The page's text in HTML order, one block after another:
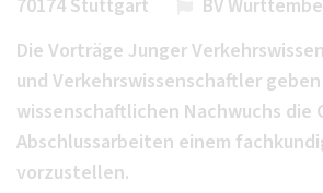
70174 Stuttgart
BV
Die Vorträge Junger
und Verkehrswissenschaftler
wissenschaftlichen Nachwuchs die
Abschlussarbeiten einem
vorzustellen.